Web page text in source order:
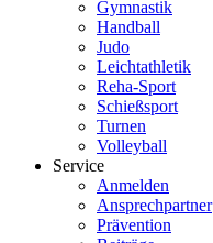
Gymnastik
Handball
Judo
Leichtathletik
Reha-Sport
Schießsport
Turnen
Volleyball
Service
Anmelden
Ansprechpartner
Prävention